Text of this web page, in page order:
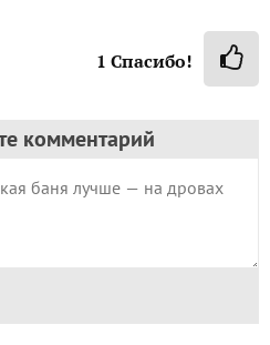
1 Спасибо!
комментарий